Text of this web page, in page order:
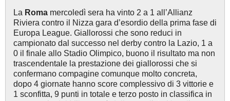
La Roma mercoledì sera ha vinto 2 a 1 all’Allianz
Riviera contro il Nizza gara d’esordio della prima fase di
Europa League. Giallorossi che sono reduci in
campionato dal successo nel derby contro la Lazio, 1 a
0 il finale allo Stadio Olimpico, buono il risultato ma non
trascendentale la prestazione dei giallorossi che si
confermano compagine comunque molto concreta,
dopo 4 giornate hanno score complessivo di 3 vittorie e
1 sconfitta, 9 punti in totale e terzo posto in classifica in